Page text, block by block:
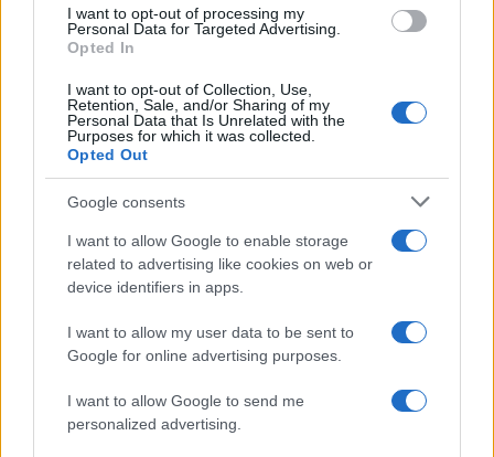
I want to opt-out of processing my
Personal Data for Targeted Advertising.
Opted In
I want to opt-out of Collection, Use,
Retention, Sale, and/or Sharing of my
Personal Data that Is Unrelated with the
Purposes for which it was collected.
Opted Out
Google consents
I want to allow Google to enable storage
related to advertising like cookies on web or
device identifiers in apps.
I want to allow my user data to be sent to
Google for online advertising purposes.
I want to allow Google to send me
personalized advertising.
Gallura, finti clienti svuotano le suite: furto da
50mila nel resort
Meteo Olbia 7 agosto, sole e caldo tornano
protagonisti
Test tunnel Olbia: rampe chiuse ancora fino a
fine agosto
Aggius conquista la classifica delle mete più
amate dell’estate 2026